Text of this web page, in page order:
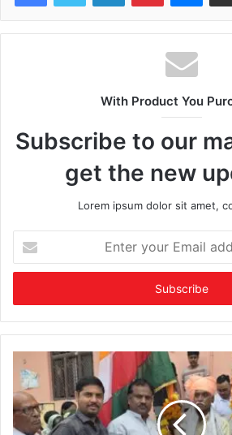
With Product You
Subscribe to our
get the new
Lorem ipsum dolor sit amet,
your
Email